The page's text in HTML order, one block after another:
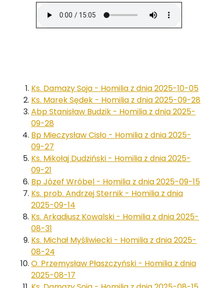
Ks. Damazy Soja - Homilia z dnia 2025-10-05
Ks. Marek Sędek - Homilia z dnia 2025-09-28
Abp Stanisław Budzik - Homilia z dnia 2025-
09-28
Bp Mieczysław Cisło - Homilia z dnia 2025-
09-27
Ks. Mikołaj Dudziński - Homilia z dnia 2025-
09-21
Bp Józef Wróbel - Homilia z dnia 2025-09-15
Ks. prob. Andrzej Sternik - Homilia z dnia
2025-09-14
Ks. Arkadiusz Kowalski - Homilia z dnia 2025-
08-31
Ks. Michał Myśliwiecki - Homilia z dnia 2025-
08-24
O. Przemysław Płaszczyński - Homilia z dnia
2025-08-17